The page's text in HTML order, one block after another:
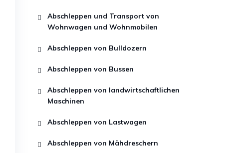
Abschleppen und Transport von
Wohnwagen und Wohnmobilen
Abschleppen von Bulldozern
Abschleppen von Bussen
Abschleppen von landwirtschaftlichen
Maschinen
Abschleppen von Lastwagen
Abschleppen von Mähdreschern